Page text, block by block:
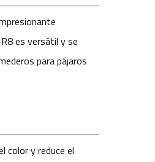
es versátil y se
para pájaros
color y reduce el